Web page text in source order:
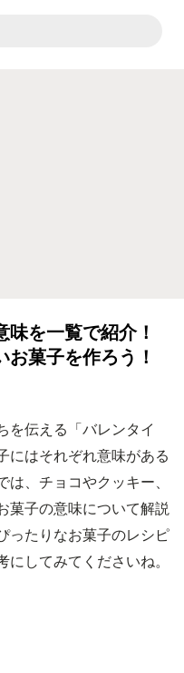
を一覧で紹介！
菓子を作ろう！
を伝える「バレンタイ
にはそれぞれ意味がある
、チョコやクッキー、
菓子の意味について解説
ったりなお菓子のレシピ
してみてくださいね。